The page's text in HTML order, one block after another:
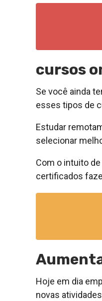
cursos
Se você ainda
esses tipos de
Estudar
selecionar
Com o intuito
certificados
Hoje em dia
novas